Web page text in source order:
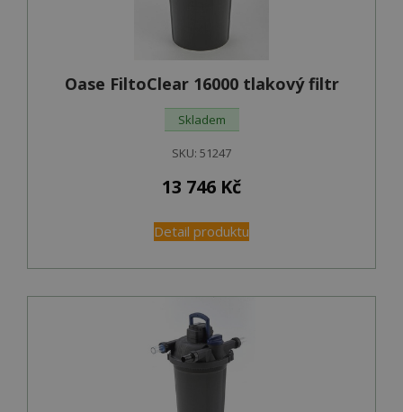
Oase FiltoClear 16000 tlakový filtr
Skladem
SKU: 51247
13 746 Kč
Detail produktu